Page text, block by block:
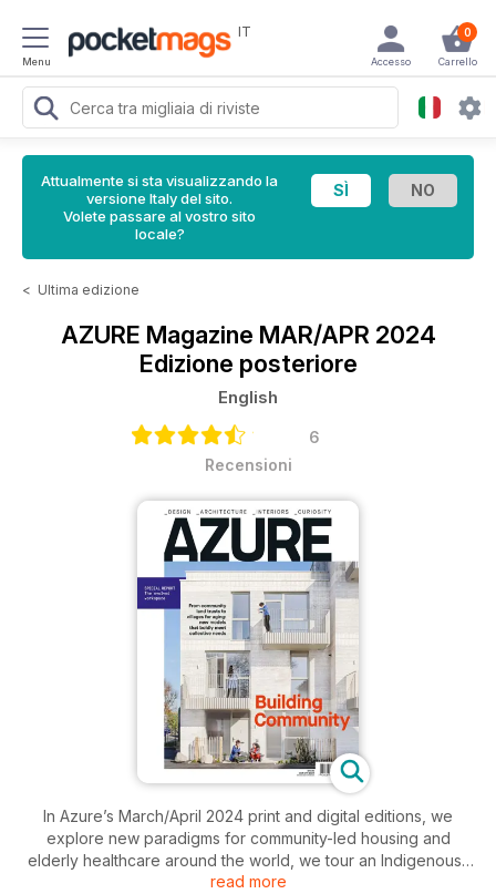
Menu
IT 0
Carrello
Accesso
Attualmente si sta visualizzando la
versione Italy del sito.
Volete passare al vostro sito
locale?
< Ultima edizione
AZURE Magazine MAR/APR 2024
Edizione posteriore
English
6
Recensioni
In Azure’s March/April 2024 print and digital editions, we
explore new paradigms for community-led housing and
elderly healthcare around the world, we tour an Indigenous-
made cultural-economic initiative in Alberta and we sit down
read more